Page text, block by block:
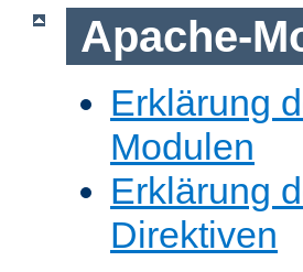
Apache-
Erklärung
Modulen
Erklärung
Direktiven